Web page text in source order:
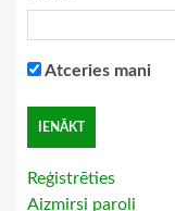
Atceries mani
Reģistrēties
Aizmirsi paroli